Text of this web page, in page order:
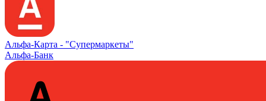
Альфа‑Карта - "Супермаркеты"
Альфа-Банк